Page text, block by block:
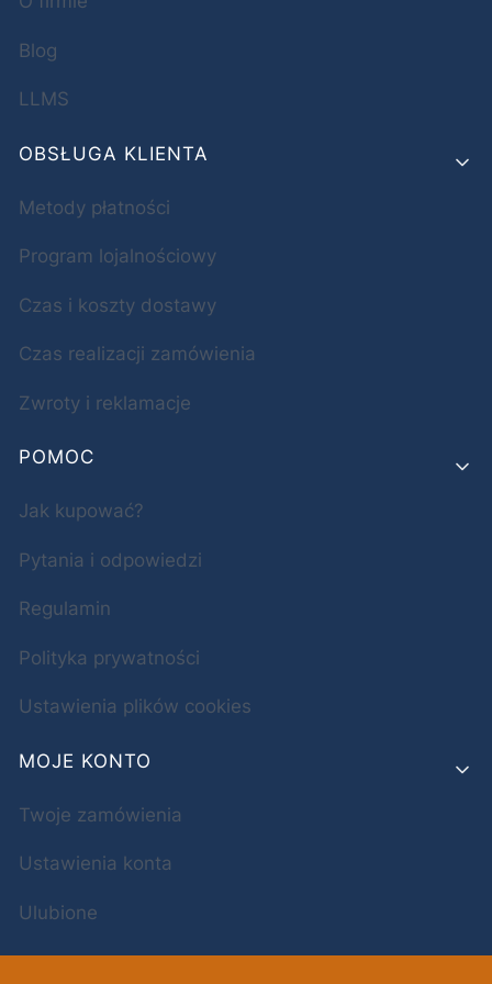
Blog
LLMS
OBSŁUGA KLIENTA
Metody płatności
Program lojalnościowy
Czas i koszty dostawy
Czas realizacji zamówienia
Zwroty i reklamacje
POMOC
Jak kupować?
Pytania i odpowiedzi
Regulamin
Polityka prywatności
Ustawienia plików cookies
MOJE KONTO
Twoje zamówienia
Ustawienia konta
Ulubione